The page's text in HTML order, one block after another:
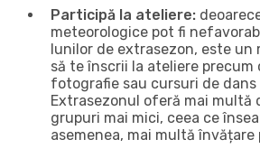
Participă la ateliere:
meteorologice pot fi
lunilor de extrasezon, este un
să te înscrii la ateliere precum
fotografie sau cursuri de dans
Extrasezonul oferă mai multă
grupuri mai mici, ceea ce
asemenea, mai multă învățare